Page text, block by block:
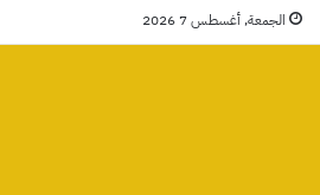
الجمعة, أغسطس 7 2026